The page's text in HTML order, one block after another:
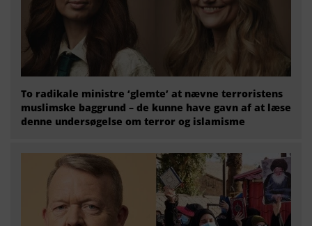
To radikale ministre ‘glemte’ at nævne terroristens
muslimske baggrund – de kunne have gavn af at læse
denne undersøgelse om terror og islamisme